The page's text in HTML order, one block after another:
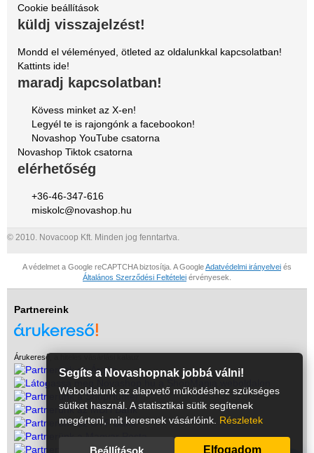
Cookie beállítások
küldj visszajelzést!
Mondd el véleményed, ötleted az oldalunkkal kapcsolatban!
Kattints ide!
maradj kapcsolatban!
Kövess minket az X-en!
Legyél te is rajongónk a facebookon!
Novashop YouTube csatorna
Novashop Tiktok csatorna
elérhetőség
+36-46-347-616
miskolc@novashop.hu
© 2010. Novacoop Kft. Minden jog fenntartva.
A védelmet a Google reCAPTCHA biztosítja. A GoogleAdatvédelmi irányelvei és
Általános Szerződési Feltételei érvényesek.
Partnereink
Árukereső, a hiteles vásárlási kalauz
Segíts a Novashopnak jobbá válni!
Weboldalunk az alapvető működéshez szükséges
sütiket használ. A statisztikai sütik segítenek
megérteni, mit keresnek vásárlóink. Részletek
Beállítások Elfogadom